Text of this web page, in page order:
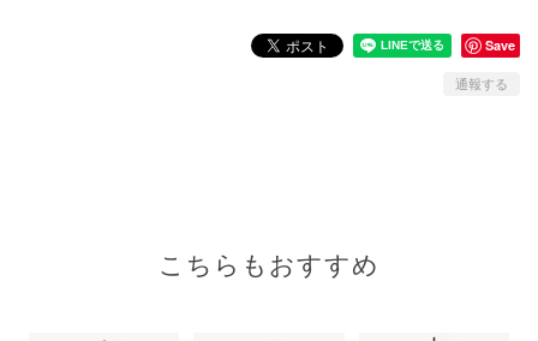
Save
通報する
こちらもおすすめ